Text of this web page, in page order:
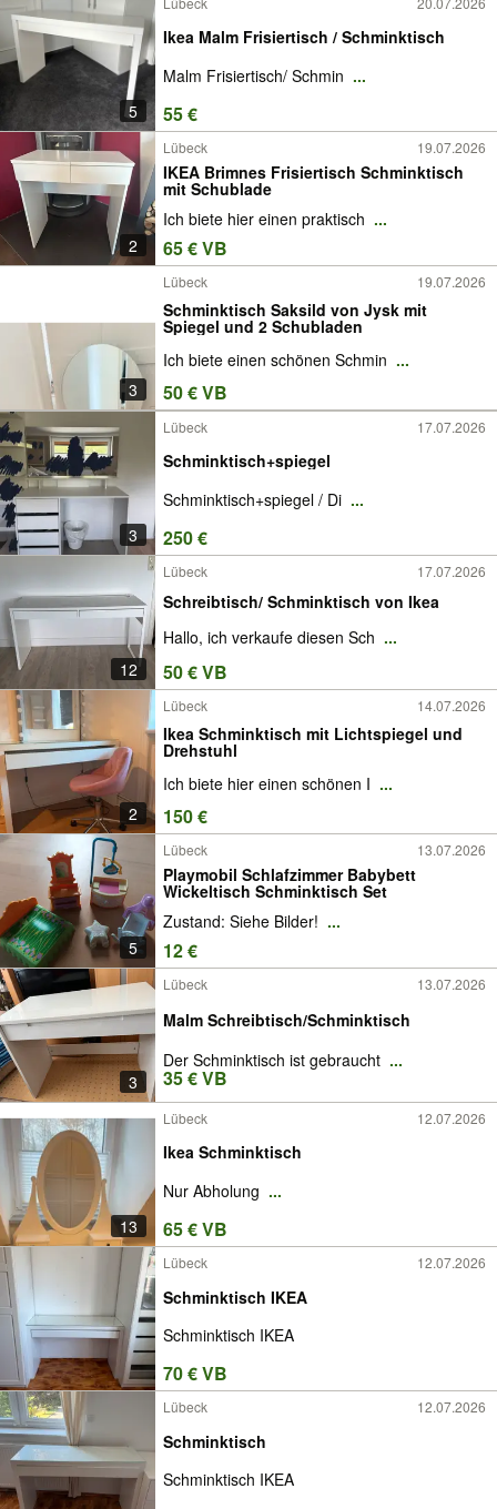
5
Ikea Malm Frisiertisch / Schminktisch
Malm Frisiertisch/ Schmin ...
55 €
2
Lübeck 19.07.2026
IKEA Brimnes Frisiertisch Schminktisch
mit Schublade
Ich biete hier einen praktisch ...
65 € VB
3
Lübeck 19.07.2026
Schminktisch Saksild von Jysk mit
Spiegel und 2 Schubladen
Ich biete einen schönen Schmin ...
50 € VB
3
Lübeck 17.07.2026
Schminktisch+spiegel
Schminktisch+spiegel / Di ...
250 €
12
Lübeck 17.07.2026
Schreibtisch/ Schminktisch von Ikea
Hallo, ich verkaufe diesen Sch ...
50 € VB
2
Lübeck 14.07.2026
Ikea Schminktisch mit Lichtspiegel und
Drehstuhl
Ich biete hier einen schönen I ...
150 €
5
Lübeck 13.07.2026
Playmobil Schlafzimmer Babybett
Wickeltisch Schminktisch Set
Zustand: Siehe Bilder! ...
12 €
3
Lübeck 13.07.2026
Malm Schreibtisch/Schminktisch
Der Schminktisch ist gebraucht ...
35 € VB
13
Lübeck 12.07.2026
Ikea Schminktisch
Nur Abholung ...
65 € VB
Lübeck 12.07.2026
Schminktisch IKEA
Schminktisch IKEA
70 € VB
Lübeck 12.07.2026
Schminktisch
Schminktisch IKEA